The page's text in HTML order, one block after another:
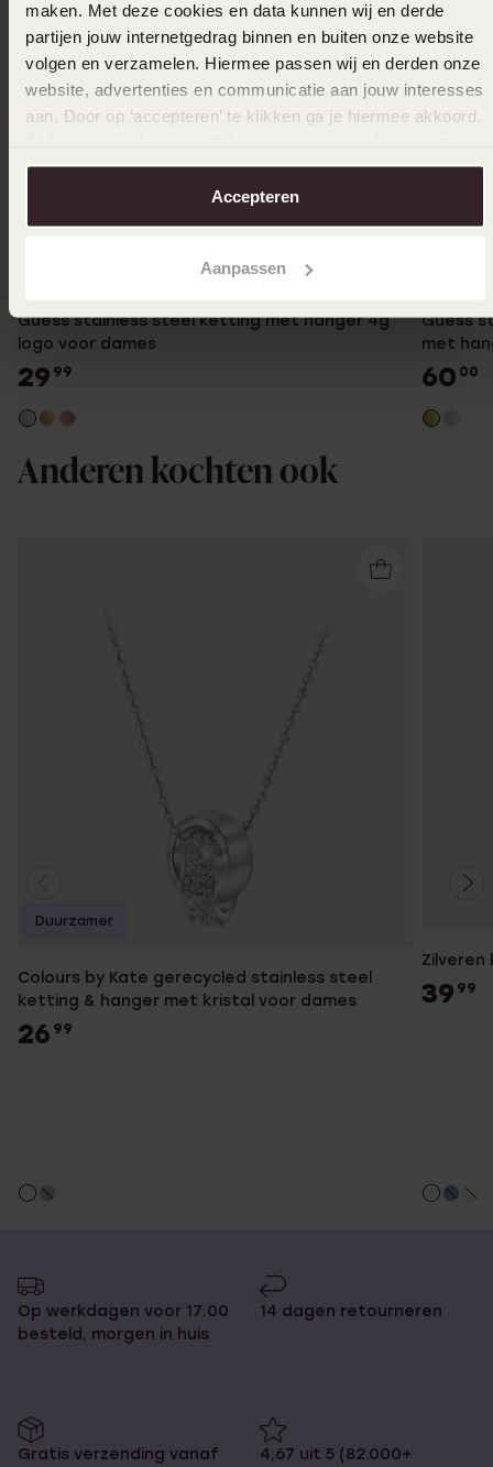
maken. Met deze cookies en data kunnen wij en derde
partijen jouw internetgedrag binnen en buiten onze website
volgen en verzamelen. Hiermee passen wij en derden onze
website, advertenties en communicatie aan jouw interesses
aan. Door op ‘accepteren’ te klikken ga je hiermee akkoord.
over in onscookiebeleid.
Accepteren
Aanpassen
Guess stainless steel ketting met hanger 4g
logo voor dames
29 99
Guess
met
60 00
Anderen kochten ook
Colours by Kate gerecycled stainless steel
ketting & hanger met kristal voor dames
26 99
Duurzamer
39 99
Op werkdagen voor 17:00
besteld, morgen in huis
14 dagen retourneren
Gratis verzending vanaf
4,67 uit 5 (82.000+